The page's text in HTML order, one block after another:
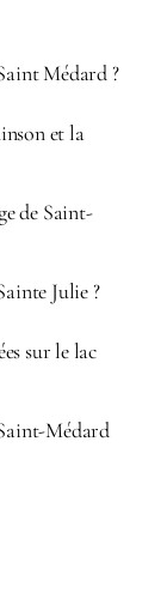
Médard ?
et la
de Saint-
Julie ?
sur le lac
Médard